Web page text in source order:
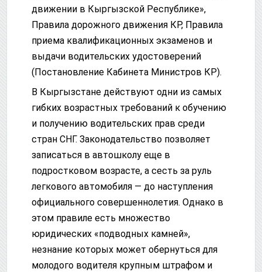
движении в Кыргызской Республике»,
Правила дорожного движения КР, Правила
приема квалификационных экзаменов и
выдачи водительских удостоверений
(Постановление Кабинета Министров КР).
В Кыргызстане действуют одни из самых
гибких возрастных требований к обучению
и получению водительских прав среди
стран СНГ. Законодательство позволяет
записаться в автошколу еще в
подростковом возрасте, а сесть за руль
легкового автомобиля — до наступления
официального совершеннолетия. Однако в
этом правиле есть множество
юридических «подводных камней»,
незнание которых может обернуться для
молодого водителя крупным штрафом и